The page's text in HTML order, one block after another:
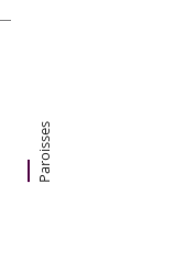
Paroisses